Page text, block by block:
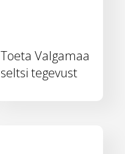
Toeta Valgamaa
seltsi tegevust